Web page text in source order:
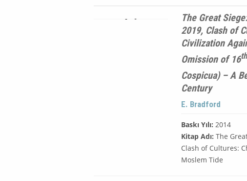
The Great
2019, Clash of
Civilization
Omission of 16th
Cospicua) – A
Century
E. Bradford
Baskı Yılı: 2014
Kitap Adı: The
Clash of Cultures:
Moslem Tide